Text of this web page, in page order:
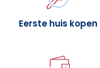
Eerste huis kopen